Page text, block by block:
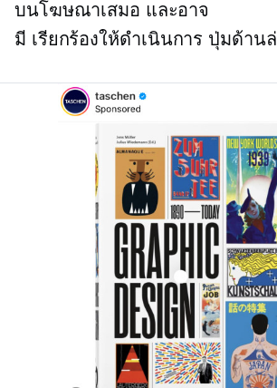
บนโฆษณาเสมอ และอาจ
มี เรียกร้องให้ดำเนินการ ปุ่มด้าน